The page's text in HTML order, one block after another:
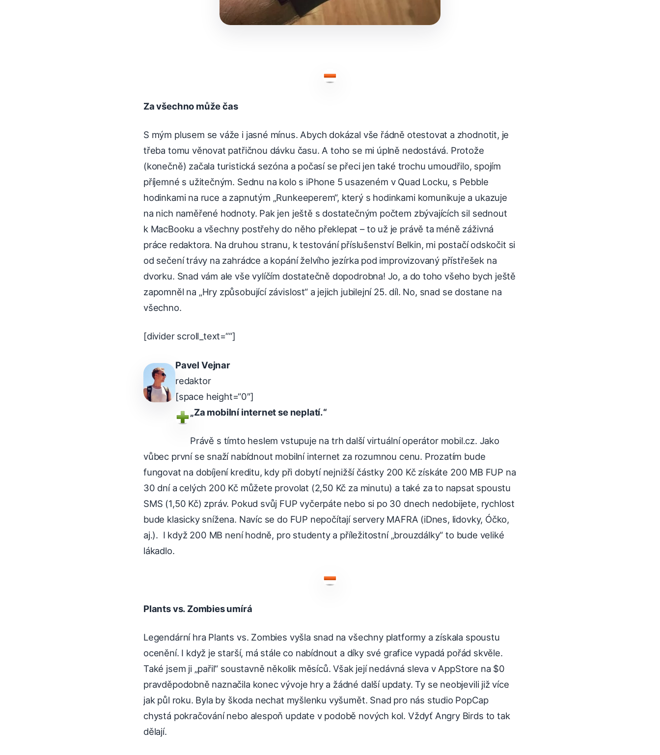
Za všechno může čas
S mým plusem se váže i jasné mínus. Abych dokázal vše řádně otestovat a zhodnotit, je
třeba tomu věnovat patřičnou dávku času. A toho se mi úplně nedostává. Protože
(konečně) začala turistická sezóna a počasí se přeci jen také trochu umoudřilo, spojím
příjemné s užitečným. Sednu na kolo s iPhone 5 usazeném v Quad Locku, s Pebble
hodinkami na ruce a zapnutým „Runkeeperem“, který s hodinkami komunikuje a ukazuje
na nich naměřené hodnoty. Pak jen ještě s dostatečným počtem zbývajících sil sednout
k MacBooku a všechny postřehy do něho překlepat – to už je právě ta méně záživná
práce redaktora. Na druhou stranu, k testování příslušenství Belkin, mi postačí odskočit si
od sečení trávy na zahrádce a kopání želvího jezírka pod improvizovaný přístřešek na
dvorku. Snad vám ale vše vylíčím dostatečně dopodrobna! Jo, a do toho všeho bych ještě
zapomněl na „Hry způsobující závislost“ a jejich jubilejní 25. díl. No, snad se dostane na
všechno.
[divider scroll_text=““]
Pavel Vejnar
redaktor
[space height=“0″]
„Za mobilní internet se neplatí.“
Právě s tímto heslem vstupuje na trh další virtuální operátor mobil.cz. Jako
vůbec první se snaží nabídnout mobilní internet za rozumnou cenu. Prozatím bude
fungovat na dobíjení kreditu, kdy při dobytí nejnižší částky 200 Kč získáte 200 MB FUP na
30 dní a celých 200 Kč můžete provolat (2,50 Kč za minutu) a také za to napsat spoustu
SMS (1,50 Kč) zpráv. Pokud svůj FUP vyčerpáte nebo si po 30 dnech nedobijete, rychlost
bude klasicky snížena. Navíc se do FUP nepočítají servery MAFRA (iDnes, lidovky, Óčko,
aj.). I když 200 MB není hodně, pro studenty a příležitostní „brouzdálky“ to bude veliké
lákadlo.
Plants vs. Zombies umírá
Legendární hra Plants vs. Zombies vyšla snad na všechny platformy a získala spoustu
ocenění. I když je starší, má stále co nabídnout a díky své grafice vypadá pořád skvěle.
Také jsem ji „pařil“ soustavně několik měsíců. Však její nedávná sleva v AppStore na $0
pravděpodobně naznačila konec vývoje hry a žádné další updaty. Ty se neobjevili již více
jak půl roku. Byla by škoda nechat myšlenku vyšumět. Snad pro nás studio PopCap
chystá pokračování nebo alespoň update v podobě nových kol. Vždyť Angry Birds to tak
dělají.